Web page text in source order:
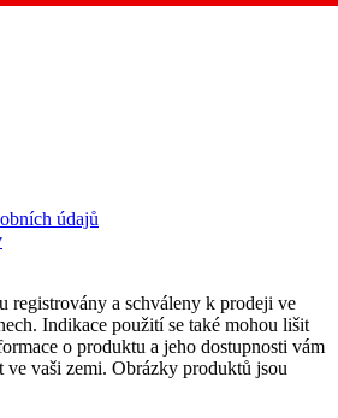
údajů
registrovány a schváleny k prodeji ve
Indikace použití se také mohou lišit
o produktu a jeho dostupnosti vám
ve vaši zemi. Obrázky produktů jsou